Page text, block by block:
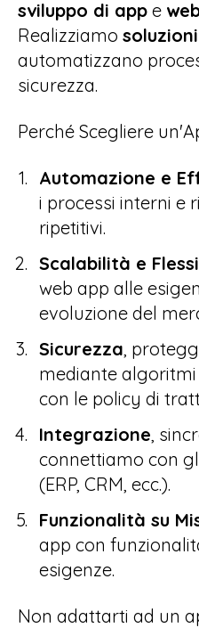
flowsheet Il Metodo Mostrum
work Case Studies
campaign Blog
sviluppo di app e
Realizziamo
automatizzano
sicurezza.
Perché Scegliere
Automazione e
i processi interni e
ripetitivi.
Scalabilità e
web app alle
evoluzione del
Sicurezza,
mediante
con le policy di
Integrazione,
connettiamo con
(ERP, CRM, ecc.).
Funzionalità su
app con
esigenze.
Non adattarti ad un